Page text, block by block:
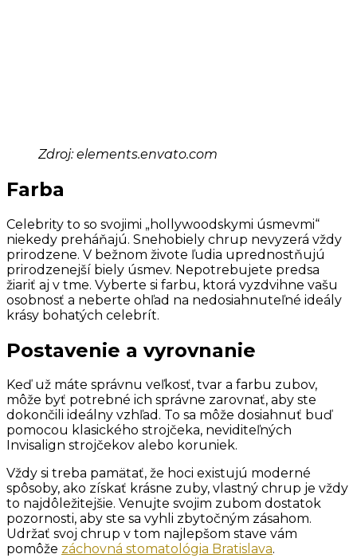
Zdroj: elements.envato.com
Farba
Celebrity to so svojimi „hollywoodskymi úsmevmi“
niekedy preháňajú. Snehobiely chrup nevyzerá vždy
prirodzene. V bežnom živote ľudia uprednostňujú
prirodzenejší biely úsmev. Nepotrebujete predsa
žiariť aj v tme. Vyberte si farbu, ktorá vyzdvihne vašu
osobnosť a neberte ohľad na nedosiahnuteľné ideály
krásy bohatých celebrít.
Postavenie a vyrovnanie
Keď už máte správnu veľkosť, tvar a farbu zubov,
môže byť potrebné ich správne zarovnať, aby ste
dokončili ideálny vzhľad. To sa môže dosiahnuť buď
pomocou klasického strojčeka, neviditeľných
Invisalign strojčekov alebo koruniek.
Vždy si treba pamätať, že hoci existujú moderné
spôsoby, ako získať krásne zuby, vlastný chrup je vždy
to najdôležitejšie. Venujte svojim zubom dostatok
pozornosti, aby ste sa vyhli zbytočným zásahom.
Udržať svoj chrup v tom najlepšom stave vám
pomôže záchovná stomatológia Bratislava.